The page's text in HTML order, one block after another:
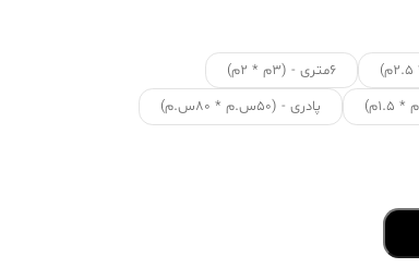
۶متری - (۳م * ۲م)
پادری - (۵۰س.م * ۸۰س.م)